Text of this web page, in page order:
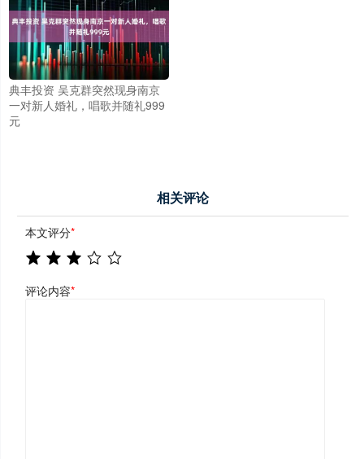
典丰投资 吴克群突然现身南京
一对新人婚礼，唱歌并随礼999
元
相关评论
本文评分*
评论内容*